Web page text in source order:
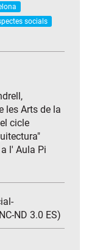
socials
les Arts de la
cicle
l' Aula Pi
ND 3.0 ES)